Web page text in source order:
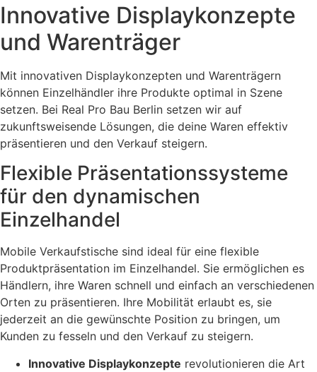
Innovative Displaykonzepte
und Warenträger
Mit innovativen Displaykonzepten und Warenträgern
können Einzelhändler ihre Produkte optimal in Szene
setzen. Bei Real Pro Bau Berlin setzen wir auf
zukunftsweisende Lösungen, die deine Waren effektiv
präsentieren und den Verkauf steigern.
Flexible Präsentationssysteme
für den dynamischen
Einzelhandel
Mobile Verkaufstische sind ideal für eine flexible
Produktpräsentation im Einzelhandel. Sie ermöglichen es
Händlern, ihre Waren schnell und einfach an verschiedenen
Orten zu präsentieren. Ihre Mobilität erlaubt es, sie
jederzeit an die gewünschte Position zu bringen, um
Kunden zu fesseln und den Verkauf zu steigern.
Innovative Displaykonzepte revolutionieren die Art